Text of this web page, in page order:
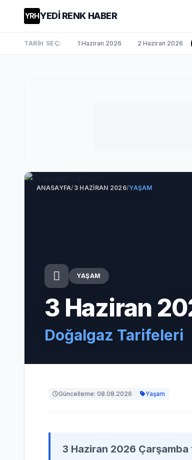
YRHYEDİ RENK HABER
TARİH SEÇ: 1 Haziran 2026 2 Haziran 2026
ANASAYFA/3 HAZIRAN 2026/YAŞAM
YAŞAM
3 Haziran
Doğalgaz Tarifeleri
Güncelleme: 08.08.2026 Yaşam
3 Haziran 2026 Çarşamba